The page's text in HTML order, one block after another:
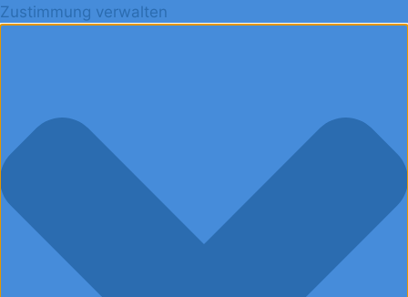
Zustimmung verwalten